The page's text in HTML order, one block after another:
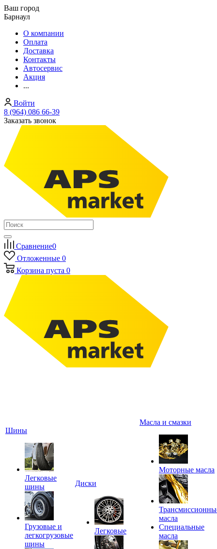
Ваш город
Барнаул
О компании
Оплата
Доставка
Контакты
Автосервис
Акция
...
Войти
8 (964) 086 66-39
Заказать звонок
Сравнение0
Отложенные 0
Корзина пуста 0
Шины
Легковые
шины
Грузовые и
легкогрузовые
шины
Диски
Легковые
Масла и смазки
Моторные масла
масла
Специальные
масла